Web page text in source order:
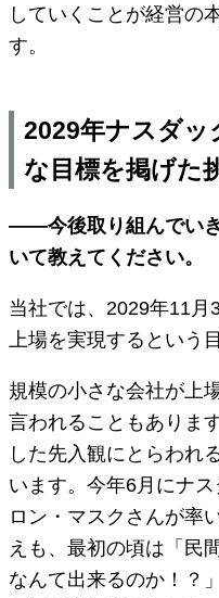
していくことが経営の
す。
2029年ナスダ
な目標を掲げた
――今後取り組んでい
いて教えてください。
当社では、2029年11月
上場を実現するという
規模の小さな会社が上
言われることもありま
した先入観にとらわれ
います。今年6月にナ
ロン・マスクさんが率
えも、最初の頃は「民
なんて出来るのか！？